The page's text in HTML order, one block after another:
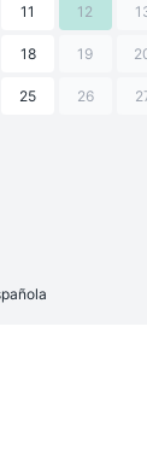
11 12
18 19
25 26